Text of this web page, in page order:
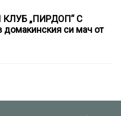
„ПИРДОП“ С
домакинския си мач от